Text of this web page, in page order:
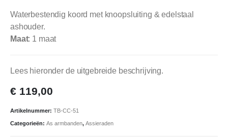
Waterbestendig koord met knoopsluiting & edelstaal
ashouder.
Maat: 1 maat
Lees hieronder de uitgebreide beschrijving.
€ 119,00
Artikelnummer: TB-CC-51
Categorieën: As armbanden, Assieraden